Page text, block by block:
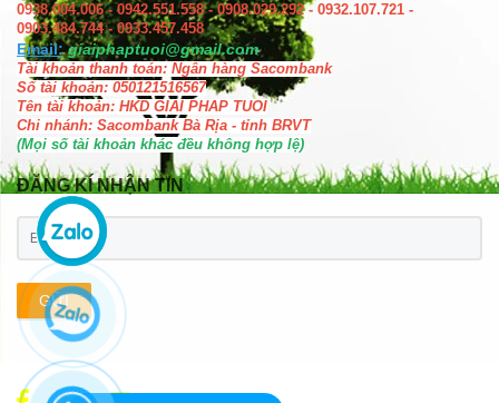
0938.004.006 - 0942.551.558 - 0908.029.292 - 0932.107.721 -
0903.484.744 - 0933.457.458
Email: giaiphaptuoi@gmail.com
Tài khoản thanh toán: Ngân hàng Sacombank
Số tài khoản: 050121516567
Tên tài khoản: HKD GIAI PHAP TUOI
Chi nhánh: Sacombank Bà Rịa - tỉnh BRVT
(Mọi số tài khoản khác đều không hợp lệ)
ĐĂNG KÍ NHẬN TIN
GỬI